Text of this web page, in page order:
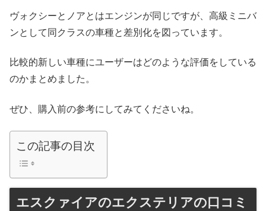
ヴォクシーとノアとはエンジンが同じですが、高級ミニバ
ンとして同クラスの車種と差別化を図っています。
比較的新しい車種にユーザーはどのような評価をしている
のかまとめました。
ぜひ、購入前の参考にしてみてくださいね。
この記事の目次
エスクァイアのエクステリアの口コミ